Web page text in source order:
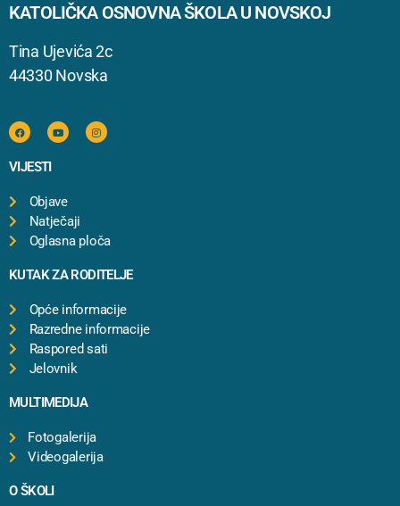
KATOLIČKA OSNOVNA ŠKOLA U NOVSKOJ
Tina Ujevića 2c
44330 Novska
VIJESTI
Objave
Natječaji
Oglasna ploča
KUTAK ZA RODITELJE
Opće informacije
Razredne informacije
Raspored sati
Jelovnik
MULTIMEDIJA
Fotogalerija
Videogalerija
O ŠKOLI